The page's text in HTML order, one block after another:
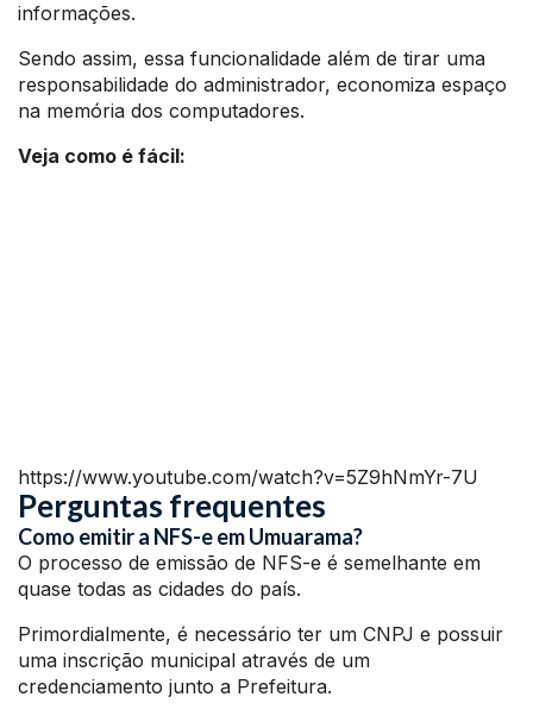
informações.
Sendo assim, essa funcionalidade além de tirar uma
responsabilidade do administrador, economiza espaço
na memória dos computadores.
Veja como é fácil:
https://www.youtube.com/watch?v=5Z9hNmYr-7U
Perguntas frequentes
Como emitir a NFS-e em Umuarama?
O processo de emissão de NFS-e é semelhante em
quase todas as cidades do país.
Primordialmente, é necessário ter um CNPJ e possuir
uma inscrição municipal através de um
credenciamento junto a Prefeitura.